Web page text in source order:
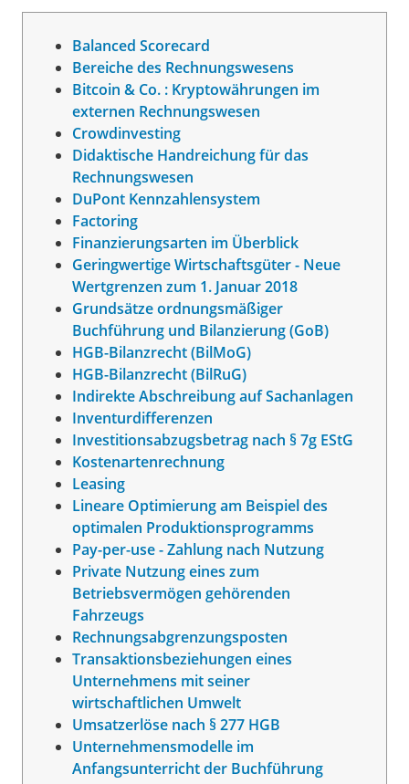
Balanced Scorecard
Bereiche des Rechnungswesens
Bitcoin & Co. : Kryptowährungen im
externen Rechnungswesen
Crowdinvesting
Didaktische Handreichung für das
Rechnungswesen
DuPont Kennzahlensystem
Factoring
Finanzierungsarten im Überblick
Geringwertige Wirtschaftsgüter - Neue
Wertgrenzen zum 1. Januar 2018
Grundsätze ordnungsmäßiger
Buchführung und Bilanzierung (GoB)
HGB-Bilanzrecht (BilMoG)
HGB-Bilanzrecht (BilRuG)
Indirekte Abschreibung auf Sachanlagen
Inventurdifferenzen
Investitionsabzugsbetrag nach § 7g EStG
Kostenartenrechnung
Leasing
Lineare Optimierung am Beispiel des
optimalen Produktionsprogramms
Pay-per-use - Zahlung nach Nutzung
Private Nutzung eines zum
Betriebsvermögen gehörenden
Fahrzeugs
Rechnungsabgrenzungsposten
Transaktionsbeziehungen eines
Unternehmens mit seiner
wirtschaftlichen Umwelt
Umsatzerlöse nach § 277 HGB
Unternehmensmodelle im
Anfangsunterricht der Buchführung